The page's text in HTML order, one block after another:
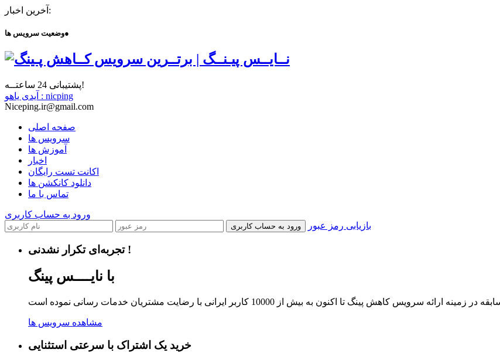
آخرین اخبار:
وضعیت سرویس ها●
پشتیبانی 24 ساعتــه!
آیدی یاهو : nicping
Niceping.ir@gmail.com
صفحه اصلی
سرویس ها
آموزش ها
اخبار
اکانت تست رایگان
دانلود کانکشن ها
تماس با ما
ورود به حساب کاربری
ورود به حساب کاربری بازیابی رمز عبور
تجربه‌ای تکرار نشدنی !
با نایــــس پینگ
مشاهده سرویس ها
خرید یک اشتراک با سرعتی استثنایی